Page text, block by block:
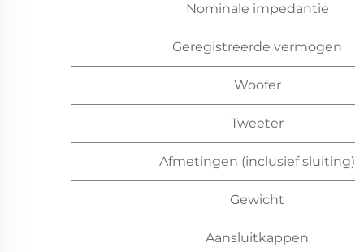
Nominale impedantie
Geregistreerde vermogen
Woofer
Tweeter
Afmetingen (inclusief sluiting)
Gewicht
Aansluitkappen